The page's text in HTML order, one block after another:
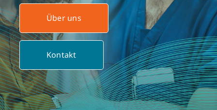
Kontakt Über uns
Kontakt